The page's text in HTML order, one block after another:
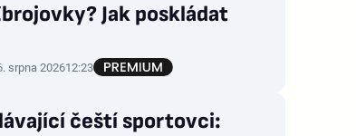
Jak poskládat
srpna 202612:23
čeští sportovci: